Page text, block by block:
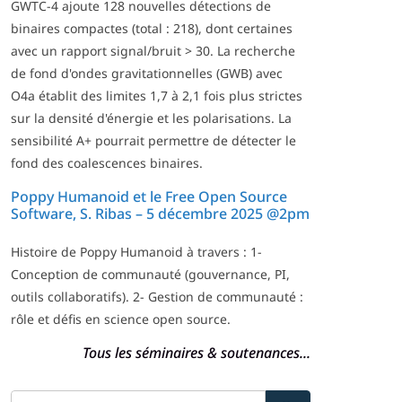
GWTC-4 ajoute 128 nouvelles détections de
binaires compactes (total : 218), dont certaines
avec un rapport signal/bruit > 30. La recherche
de fond d'ondes gravitationnelles (GWB) avec
O4a établit des limites 1,7 à 2,1 fois plus strictes
sur la densité d'énergie et les polarisations. La
sensibilité A+ pourrait permettre de détecter le
fond des coalescences binaires.
Poppy Humanoid et le Free Open Source
Software, S. Ribas – 5 décembre 2025 @2pm
Histoire de Poppy Humanoid à travers : 1-
Conception de communauté (gouvernance, PI,
outils collaboratifs). 2- Gestion de communauté :
rôle et défis en science open source.
Tous les séminaires & soutenances...